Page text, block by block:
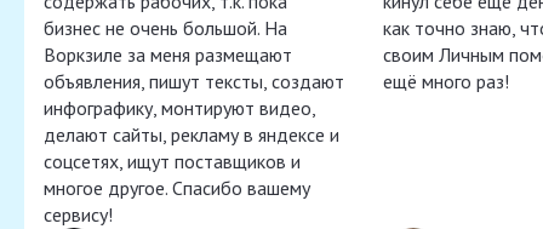
бизнес не очень большой. На
Воркзиле за меня размещают
объявления, пишут тексты, создают
инфографику, монтируют видео,
делают сайты, рекламу в яндексе и
соцсетях, ищут поставщиков и
многое другое. Спасибо вашему
сервису!
как точно знаю,
своим Личным
ещё много раз!